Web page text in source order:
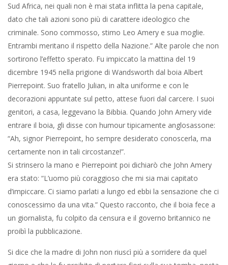
Sud Africa, nei quali non è mai stata inflitta la pena capitale,
dato che tali azioni sono più di carattere ideologico che
criminale. Sono commosso, stimo Leo Amery e sua moglie.
Entrambi meritano il rispetto della Nazione.” Alte parole che non
sortirono l’effetto sperato. Fu impiccato la mattina del 19
dicembre 1945 nella prigione di Wandsworth dal boia Albert
Pierrepoint. Suo fratello Julian, in alta uniforme e con le
decorazioni appuntate sul petto, attese fuori dal carcere. I suoi
genitori, a casa, leggevano la Bibbia. Quando John Amery vide
entrare il boia, gli disse con humour tipicamente anglosassone:
“Ah, signor Pierrepoint, ho sempre desiderato conoscerla, ma
certamente non in tali circostanze!”.
Si strinsero la mano e Pierrepoint poi dichiarò che John Amery
era stato: “L’uomo più coraggioso che mi sia mai capitato
d’impiccare. Ci siamo parlati a lungo ed ebbi la sensazione che ci
conoscessimo da una vita.” Questo racconto, che il boia fece a
un giornalista, fu colpito da censura e il governo britannico ne
proibì la pubblicazione.
Si dice che la madre di John non riuscì più a sorridere da quel